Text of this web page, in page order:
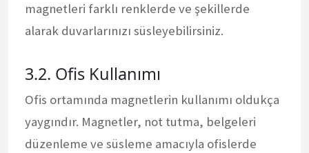
magnetleri farklı renklerde ve şekillerde
alarak duvarlarınızı süsleyebilirsiniz.
3.2. Ofis Kullanımı
Ofis ortamında magnetlerin kullanımı oldukça
yaygındır. Magnetler, not tutma, belgeleri
düzenleme ve süsleme amacıyla ofislerde